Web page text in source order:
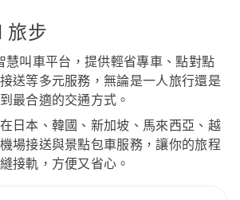
步
叫車平台，提供輕省專車、點對點
送等多元服務，無論是一人旅行還是
最合適的交通方式。
日本、韓國、新加坡、馬來西亞、越
場接送與景點包車服務，讓你的旅程
接軌，方便又省心。